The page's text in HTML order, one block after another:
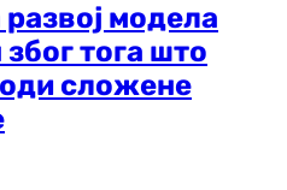
модела
тога што
сложене